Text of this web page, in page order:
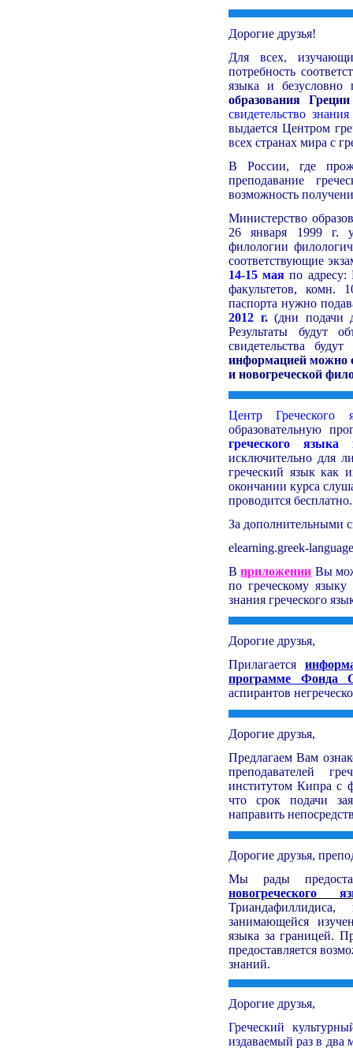
Дорогие друзья!
Для всех,
потребность
языка и
образования
свидетельство
выдается Центром
всех странах мира с
В России, где
преподавание
возможность
Министерство
26 января 1999 г.
филологии
соответствующие
14-15 мая по
факультетов, комн.
паспорта нужно
2012 г.(дни подачи
Результаты будут
свидетельства
информацией можно
и новогреческой
Центр Греческого
образовательную
греческого языка
исключительно для
греческий язык как
окончании курса
проводится бесплатно.
За дополнительными
elearning.greek-
Вприложении Вы
по греческому
знания греческого
Дорогие друзья,
Прилагается
программе Фонда
аспирантов
Дорогие друзья,
Предлагаем Вам
преподавателей
институтом Кипра с
что срок подачи
направить
Дорогие друзья,
Мы рады
новогреческого
занимающейся
языка за границей.
предоставляется
знаний.
Дорогие друзья,
Греческий
издаваемый раз в два